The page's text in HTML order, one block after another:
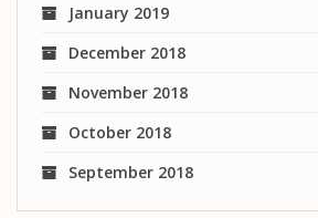
January 2019
December 2018
November 2018
October 2018
September 2018